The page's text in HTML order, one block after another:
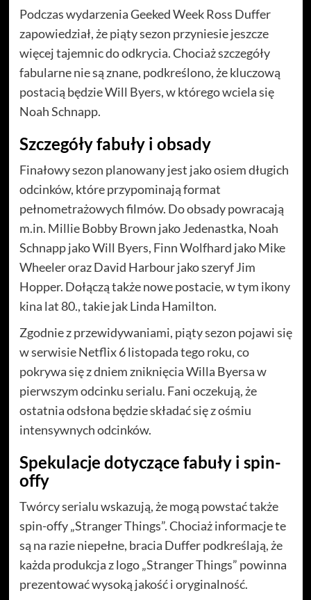
Podczas wydarzenia Geeked Week Ross Duffer
zapowiedział, że piąty sezon przyniesie jeszcze
więcej tajemnic do odkrycia. Chociaż szczegóły
fabularne nie są znane, podkreślono, że kluczową
postacią będzie Will Byers, w którego wciela się
Noah Schnapp.
Szczegóły fabuły i obsady
Finałowy sezon planowany jest jako osiem długich
odcinków, które przypominają format
pełnometrażowych filmów. Do obsady powracają
m.in. Millie Bobby Brown jako Jedenastka, Noah
Schnapp jako Will Byers, Finn Wolfhard jako Mike
Wheeler oraz David Harbour jako szeryf Jim
Hopper. Dołączą także nowe postacie, w tym ikony
kina lat 80., takie jak Linda Hamilton.
Zgodnie z przewidywaniami, piąty sezon pojawi się
w serwisie Netflix 6 listopada tego roku, co
pokrywa się z dniem zniknięcia Willa Byersa w
pierwszym odcinku serialu. Fani oczekują, że
ostatnia odsłona będzie składać się z ośmiu
intensywnych odcinków.
Spekulacje dotyczące fabuły i spin-
offy
Twórcy serialu wskazują, że mogą powstać także
spin-offy „Stranger Things”. Chociaż informacje te
są na razie niepełne, bracia Duffer podkreślają, że
każda produkcja z logo „Stranger Things” powinna
prezentować wysoką jakość i oryginalność.